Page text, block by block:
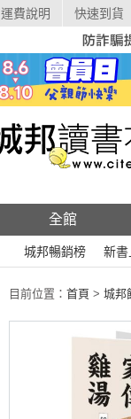
運費說明 快速到貨
全館
城邦暢銷榜 新書
目前位置： 首頁 > 城邦